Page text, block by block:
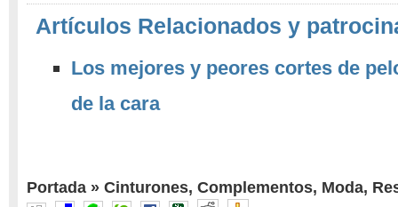
Artículos Relacionados y
Los mejores y peores cortes de
de la cara
Portada » Cinturones, Complementos, Moda,